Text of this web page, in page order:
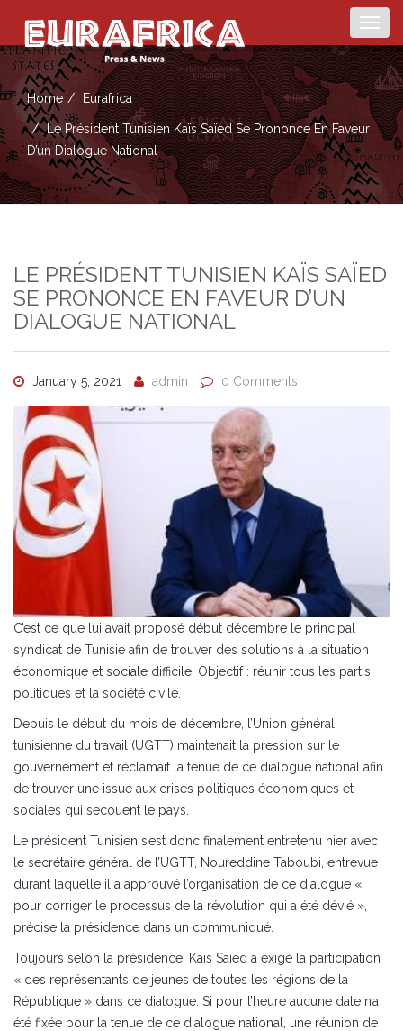
Home Eurafrica
Le Président Tunisien Kaïs Saïed Se Prononce En Faveur
D’un Dialogue National
LE PRÉSIDENT TUNISIEN KAÏS SAÏED
SE PRONONCE EN FAVEUR D’UN
DIALOGUE NATIONAL
January 5, 2021 admin 0 Comments
C’est ce que lui avait proposé début décembre le principal
syndicat de Tunisie afin de trouver des solutions à la situation
économique et sociale difficile. Objectif : réunir tous les partis
politiques et la société civile.
Depuis le début du mois de décembre, l’Union général
tunisienne du travail (UGTT) maintenait la pression sur le
gouvernement et réclamait la tenue de ce dialogue national afin
de trouver une issue aux crises politiques économiques et
sociales qui secouent le pays.
Le président Tunisien s’est donc finalement entretenu hier avec
le secrétaire général de l’UGTT, Noureddine Taboubi, entrevue
durant laquelle il a approuvé l’organisation de ce dialogue «
pour corriger le processus de la révolution qui a été dévié »,
précise la présidence dans un communiqué.
Toujours selon la présidence, Kaïs Saïed a exigé la participation
« des représentants de jeunes de toutes les régions de la
République » dans ce dialogue. Si pour l’heure aucune date n’a
été fixée pour la tenue de ce dialogue national, une réunion de